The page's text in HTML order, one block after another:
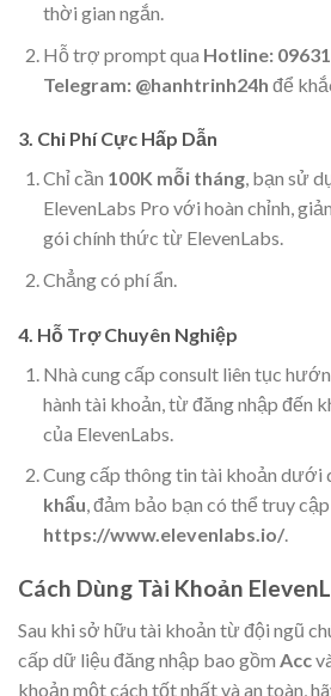
thời gian ngắn.
Hỗ trợ prompt qua Hotline:
Telegram: @hanhtrinh24h để
3. Chi Phí Cực Hấp Dẫn
Chỉ cần 100K mỗi tháng, bạn sử
ElevenLabs Pro với hoàn chỉnh,
gói chính thức từ ElevenLabs.
Chẳng có phí ẩn.
4. Hỗ Trợ Chuyên Nghiệp
Nhà cung cấp consult liên tục
hành tài khoản, từ đăng nhập đến
của ElevenLabs.
Cung cấp thông tin tài khoản dưới
khẩu, đảm bảo bạn có thể truy
https://www.elevenlabs.io/.
Cách Dùng Tài Khoản
Sau khi sở hữu tài khoản từ đội ngũ
cấp dữ liệu đăng nhập bao gồm Acc
khoản một cách tốt nhất và an toàn,